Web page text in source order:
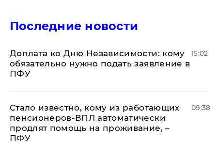
Последние новости
Доплата ко Дню Независимости: кому
обязательно нужно подать заявление в
ПФУ
15:02
Стало известно, кому из работающих
пенсионеров-ВПЛ автоматически
продлят помощь на проживание, –
ПФУ
09:38